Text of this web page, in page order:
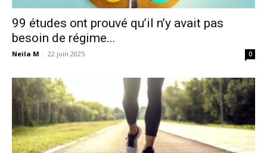
99 études ont prouvé qu’il n’y avait pas
besoin de régime...
Neila M - 22 juin 2025 0